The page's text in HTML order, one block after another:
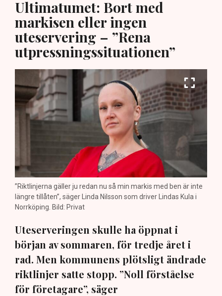
Ultimatumet: Bort med
markisen eller ingen
uteservering – ”Rena
utpressningssituationen”
”Riktlinjerna gäller ju redan nu så min markis med ben är inte
längre tillåten”, säger Linda Nilsson som driver Lindas Kula i
Norrköping. Bild: Privat
Uteserveringen skulle ha öppnat i
början av sommaren, för tredje året i
rad. Men kommunens plötsligt ändrade
riktlinjer satte stopp. ”Noll förståelse
för företagare”, säger